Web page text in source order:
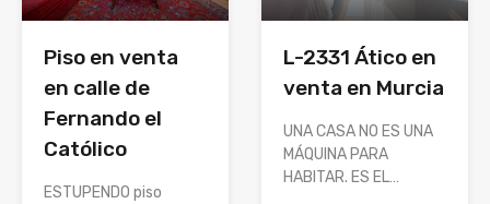
Piso en venta
en calle de
Fernando el
Católico
ESTUPENDO piso
L-2331 Ático en
venta en Murcia
UNA CASA NO ES UNA
MÁQUINA PARA
HABITAR. ES EL…